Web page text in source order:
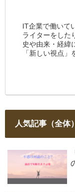
IT企業で働いて
ライターをした
史や由来・経緯
「新しい視点」
人気記事（全体）